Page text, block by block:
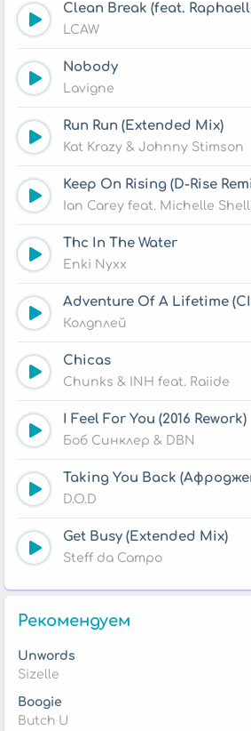
Clean Break (feat.
LCAW
Nobody
Lavigne
Run Run (Extended Mix)
Kat Krazy & Johnny Stimson
Keep On Rising (D-Rise
Ian Carey feat. Michelle
Thc In The Water
Enki Nyxx
Adventure Of A Lifetime
Колдплей
Chicas
Chunks & INH feat. Raiide
I Feel For You (2016 Rework)
Боб Синклер & DBN
D.O.D
Get Busy (Extended Mix)
Steff da Campo
Рекомендуем
Unwords
Sizelle
Boogie
Butch U